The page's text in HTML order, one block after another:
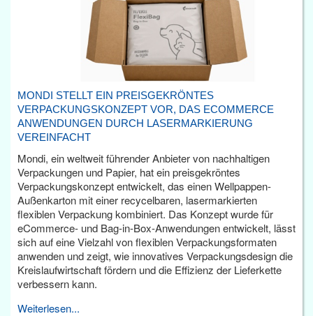
MONDI STELLT EIN PREISGEKRÖNTES
VERPACKUNGSKONZEPT VOR, DAS ECOMMERCE
ANWENDUNGEN DURCH LASERMARKIERUNG
VEREINFACHT
Mondi, ein weltweit führender Anbieter von nachhaltigen
Verpackungen und Papier, hat ein preisgekröntes
Verpackungskonzept entwickelt, das einen Wellpappen-
Außenkarton mit einer recycelbaren, lasermarkierten
flexiblen Verpackung kombiniert. Das Konzept wurde für
eCommerce- und Bag-in-Box-Anwendungen entwickelt, lässt
sich auf eine Vielzahl von flexiblen Verpackungsformaten
anwenden und zeigt, wie innovatives Verpackungsdesign die
Kreislaufwirtschaft fördern und die Effizienz der Lieferkette
verbessern kann.
Weiterlesen...